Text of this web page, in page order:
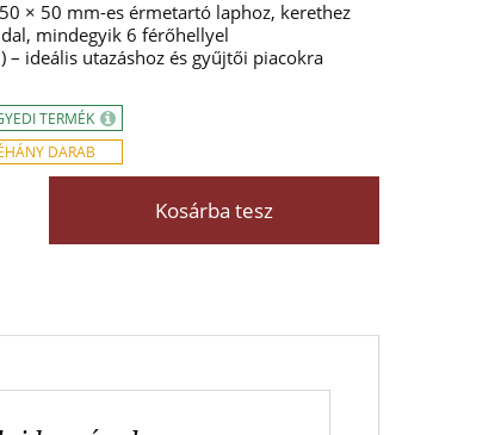
× 50 mm-es érmetartó laphoz, kerethez
mindegyik 6 férőhellyel
ideális utazáshoz és gyűjtői piacokra
TERMÉK
DARAB
Kosárba tesz